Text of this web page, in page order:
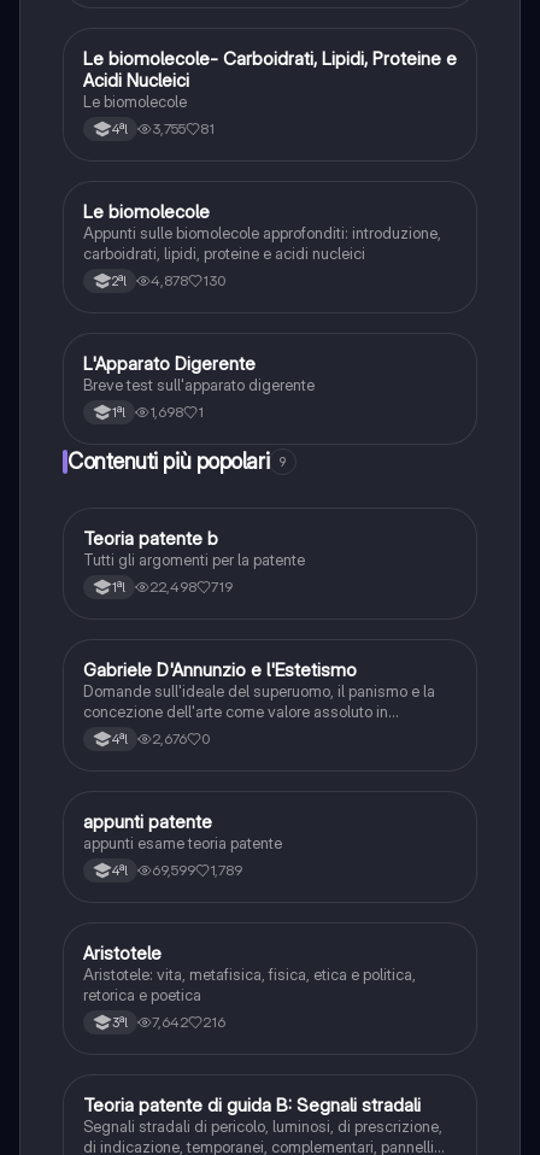
Scienze
Le biomolecole- Carboidrati, Lipidi, Proteine e
Acidi Nucleici
Le biomolecole
4ªl 3,755 81
Scienze
Le biomolecole
Appunti sulle biomolecole approfonditi: introduzione,
carboidrati, lipidi, proteine e acidi nucleici
2ªl 4,878 130
LScienze
L'Apparato Digerente
Breve test sull'apparato digerente
1ªl 1,698 1
Contenuti più popolari 9
Altro
Teoria patente b
Tutti gli argomenti per la patente
1ªl 22,498 719
GItaliano
Gabriele D'Annunzio e l'Estetismo
Domande sull'ideale del superuomo, il panismo e la
concezione dell'arte come valore assoluto in
D'Annunzio.
4ªl 2,676 0
Altro
appunti patente
appunti esame teoria patente
4ªl 69,599 1,789
Filosofia
Aristotele
Aristotele: vita, metafisica, fisica, etica e politica,
retorica e poetica
3ªl 7,642 216
Ed. civ.
Teoria patente di guida B: Segnali stradali
Segnali stradali di pericolo, luminosi, di prescrizione,
di indicazione, temporanei, complementari, pannelli